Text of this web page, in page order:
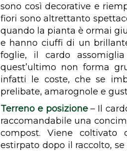
sono così decorative e
fiori sono altrettanto
quando la pianta è ormai
e hanno ciuffi di un
foglie, il cardo
quest’ultimo non forma
infatti le coste, che se
prelibate, amarognole e
Terreno e posizione– Il
raccomandabile una
compost. Viene coltivato
estirpato dopo il raccolto, se